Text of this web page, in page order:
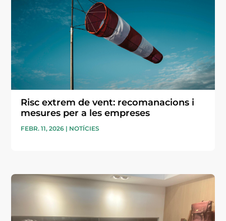
Risc extrem de vent: recomanacions i
mesures per a les empreses
FEBR. 11, 2026 | NOTÍCIES